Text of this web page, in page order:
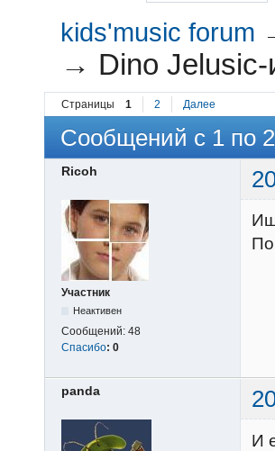
kids'music forum
→ Dino
Страницы 1 2 Далее
Сообщений с 1 по
Ricoh
Участник
Неактивен
Сообщений: 48
Спасибо: 0
panda
И